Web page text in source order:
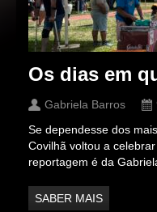
Os dias em
Gabriela Barros
Se dependesse dos
Covilhã voltou a
reportagem é da
SABER MAIS